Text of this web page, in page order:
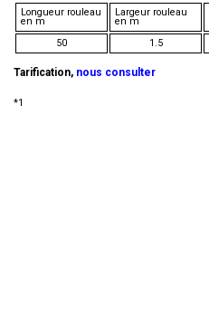
Longueur rouleau
en m
Largeur rouleau
en m
50
1.5
Tarification, nous consulter
*1